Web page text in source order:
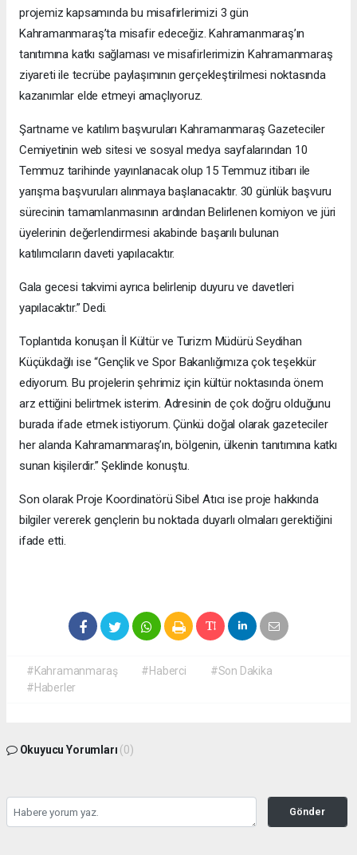
projemiz kapsamında bu misafirlerimizi 3 gün
Kahramanmaraş’ta misafir edeceğiz. Kahramanmaraş’ın
tanıtımına katkı sağlaması ve misafirlerimizin Kahramanmaraş
ziyareti ile tecrübe paylaşımının gerçekleştirilmesi noktasında
kazanımlar elde etmeyi amaçlıyoruz.
Şartname ve katılım başvuruları Kahramanmaraş Gazeteciler
Cemiyetinin web sitesi ve sosyal medya sayfalarından 10
Temmuz tarihinde yayınlanacak olup 15 Temmuz itibarı ile
yarışma başvuruları alınmaya başlanacaktır. 30 günlük başvuru
sürecinin tamamlanmasının ardından Belirlenen komiyon ve jüri
üyelerinin değerlendirmesi akabinde başarılı bulunan
katılımcıların daveti yapılacaktır.
Gala gecesi takvimi ayrıca belirlenip duyuru ve davetleri
yapılacaktır.” Dedi.
Toplantıda konuşan İl Kültür ve Turizm Müdürü Seydihan
Küçükdağlı ise “Gençlik ve Spor Bakanlığımıza çok teşekkür
ediyorum. Bu projelerin şehrimiz için kültür noktasında önem
arz ettiğini belirtmek isterim. Adresinin de çok doğru olduğunu
burada ifade etmek istiyorum. Çünkü doğal olarak gazeteciler
her alanda Kahramanmaraş’ın, bölgenin, ülkenin tanıtımına katkı
sunan kişilerdir.” Şeklinde konuştu.
Son olarak Proje Koordinatörü Sibel Atıcı ise proje hakkında
bilgiler vererek gençlerin bu noktada duyarlı olmaları gerektiğini
ifade etti.
#Kahramanmaraş #Haberci
#Son Dakika
#Haberler
Okuyucu Yorumları (0)
Gönder